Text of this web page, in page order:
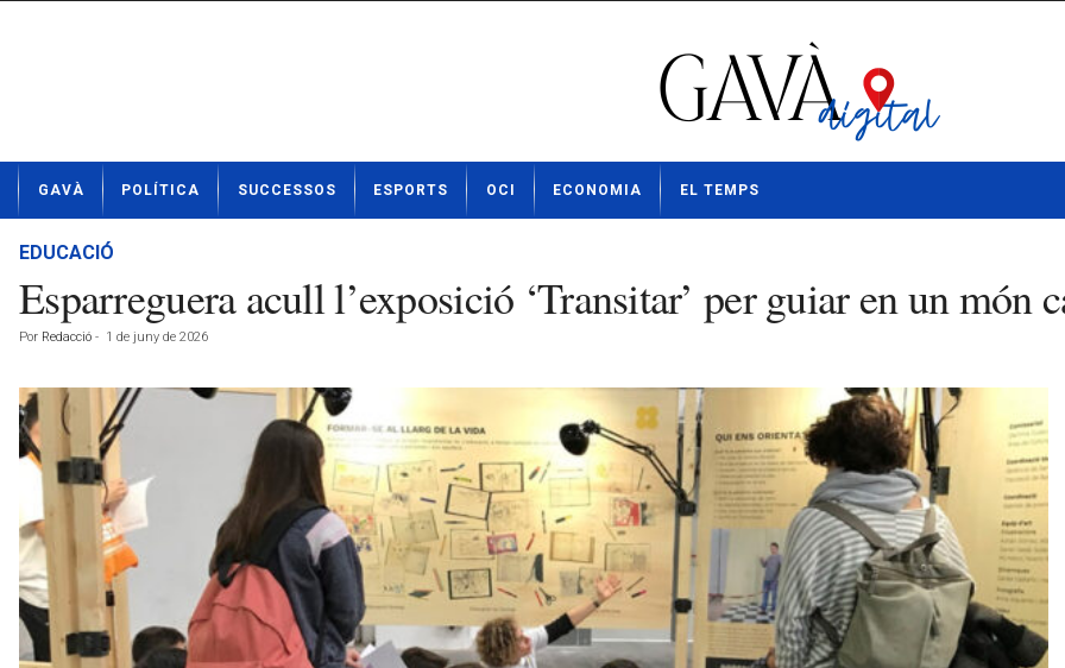
t
GAVÀ POLÍTICA SUCCESSOS ESPORTS OCI ECONOMIA EL TEMPS
EDUCACIÓ
Esparreguera acull l’exposició ‘Transitar’ per guiar en un món
Por Redacció - 1 de juny de 2026